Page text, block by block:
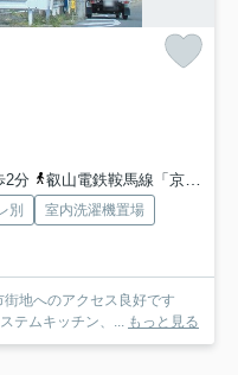
2分
叡山電鉄鞍馬線「京都精華大前」駅 徒歩12分
別
室内洗濯機置場
地へのアクセス良好です
テムキッチン、...
もっと見る